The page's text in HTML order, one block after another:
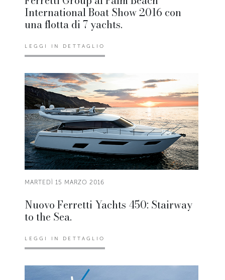
International Boat Show 2016 con
una flotta di 7 yachts.
LEGGI IN DETTAGLIO
MARTEDÌ 15 MARZO 2016
Nuovo Ferretti Yachts 450: Stairway
to the Sea.
LEGGI IN DETTAGLIO